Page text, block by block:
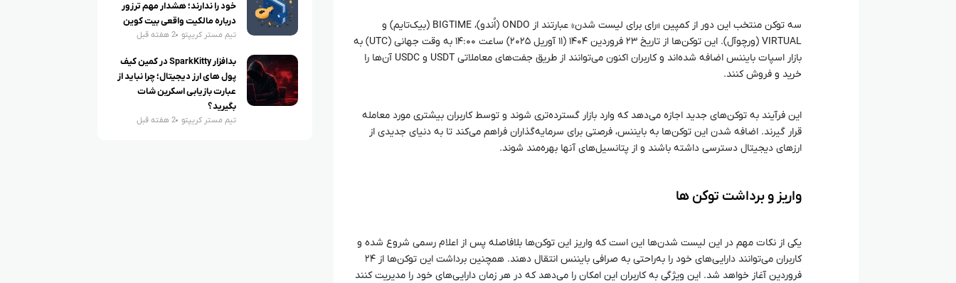
سه توکن منتخب این دور از کمپین «رای برای لیست شدن» عبارتند از ONDO (اُندو)، BIGTIME (بیک‌تایم) و
VIRTUAL (ورچوآل). این توکن‌ها از تاریخ ۲۳ فروردین ۱۴۰۴ (۱۱ آوریل ۲۰۲۵) ساعت ۱۴:۰۰ به وقت جهانی (UTC) به
بازار اسپات بایننس اضافه شده‌اند و کاربران اکنون می‌توانند از طریق جفت‌های معاملاتی USDT و USDC آن‌ها را
خرید و فروش کنند.
این فرآیند به توکن‌های جدید اجازه می‌دهد که وارد بازار گسترده‌تری شوند و توسط کاربران بیشتری مورد معامله
قرار گیرند. اضافه شدن این توکن‌ها به بایننس، فرصتی برای سرمایه‌گذاران فراهم می‌کند تا به دنیای جدیدی از
ارزهای دیجیتال دسترسی داشته باشند و از پتانسیل‌های آنها بهره‌مند شوند.
واریز و برداشت توکن‌ ها
یکی از نکات مهم در این لیست شدن‌ها این است که واریز این توکن‌ها بلافاصله پس از اعلام رسمی شروع شده و
کاربران می‌توانند دارایی‌های خود را به‌راحتی به صرافی بایننس انتقال دهند. همچنین برداشت این توکن‌ها از ۲۴
فروردین آغاز خواهد شد. این ویژگی به کاربران این امکان را می‌دهد که در هر زمان دارایی‌های خود را مدیریت کنند
خود را ندارند؛ هشدار مهم ترزور
درباره مالکیت واقعی بیت کوین
تیم مستر کریپتو 2 هفته قبل
بدافزار SparkKitty در کمین کیف
پول های ارز دیجیتال؛ چرا نباید از
عبارت بازیابی اسکرین شات
بگیرید؟
تیم مستر کریپتو 2 هفته قبل